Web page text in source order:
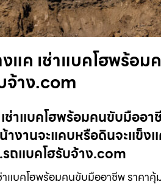
แค เช่าแบคโฮพร้อ
จ้าง.com
ช่าแบคโฮพร้อมคนขับมืออ
งานจะแคบหรือดินจะแข็ง
ถแบคโฮรับจ้าง.com
แบคโฮพร้อมคนขับมืออาชีพ ราคา